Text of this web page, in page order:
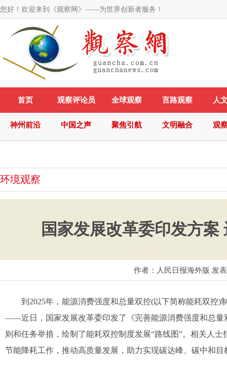
您好！欢迎来到《观察网》——为世界创新者服务！
首页 观察评论员 全球观察 言路观察 人
神州前沿 中国之声 聚焦引航 文明融合 观
环境观察
国家发展改革委印发方案
作者：人民日报海外版 发
到2025年，能源消费强度和总量双控(以下简称能耗双控)
——近日，国家发展改革委印发了《完善能源消费强度和总量
则和任务举措，绘制了能耗双控制度发展“路线图”。相关人
节能降耗工作，推动高质量发展，助力实现碳达峰、碳中和目